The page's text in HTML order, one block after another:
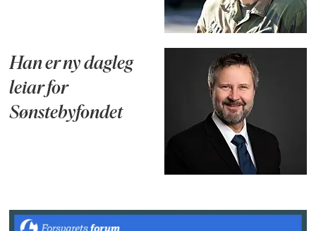
Han er ny dagleg
leiar for
Sønstebyfondet